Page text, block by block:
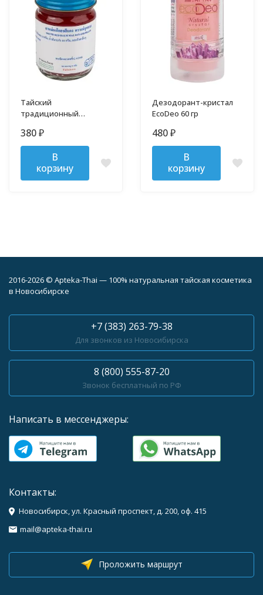
Тайский
традиционный
грамм
380 ₽
В
корзину
Дезодорант-кристал
EcoDeo 60 гр
480 ₽
В
корзину
2016-2026 © Apteka-Thai — 100% натуральная тайская косметика
в Новосибирске
+7 (383) 263-79-38
Для звонков из Новосибирска
8 (800) 555-87-20
Звонок бесплатный по РФ
Написать в мессенджеры:
Контакты:
Новосибирск, ул. Красный проспект, д. 200, оф. 415
mail@apteka-thai.ru
Проложить маршрут